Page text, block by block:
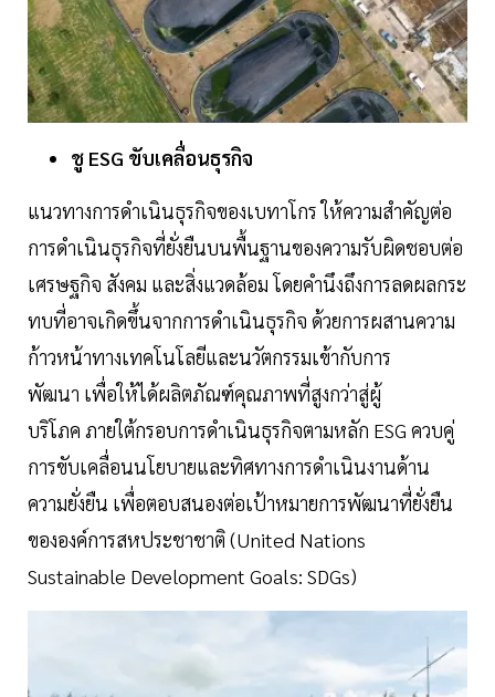
ชู ESG ขับเคลื่อนธุรกิจ
แนวทางการดำเนินธุรกิจของเบทาโกร ให้ความสำคัญต่อ
การดำเนินธุรกิจที่ยั่งยืนบนพื้นฐานของความรับผิดชอบต่อ
เศรษฐกิจ สังคม และสิ่งแวดล้อม โดยคำนึงถึงการลดผลกระ
ทบที่อาจเกิดขึ้นจากการดำเนินธุรกิจ ด้วยการผสานความ
ก้าวหน้าทางเทคโนโลยีและนวัตกรรมเข้ากับการ
พัฒนา เพื่อให้ได้ผลิตภัณฑ์คุณภาพที่สูงกว่าสู่ผู้
บริโภค ภายใต้กรอบการดำเนินธุรกิจตามหลัก ESG ควบคู่
การขับเคลื่อนนโยบายและทิศทางการดำเนินงานด้าน
ความยั่งยืน เพื่อตอบสนองต่อเป้าหมายการพัฒนาที่ยั่งยืน
ขององค์การสหประชาชาติ (United Nations
Sustainable Development Goals: SDGs)